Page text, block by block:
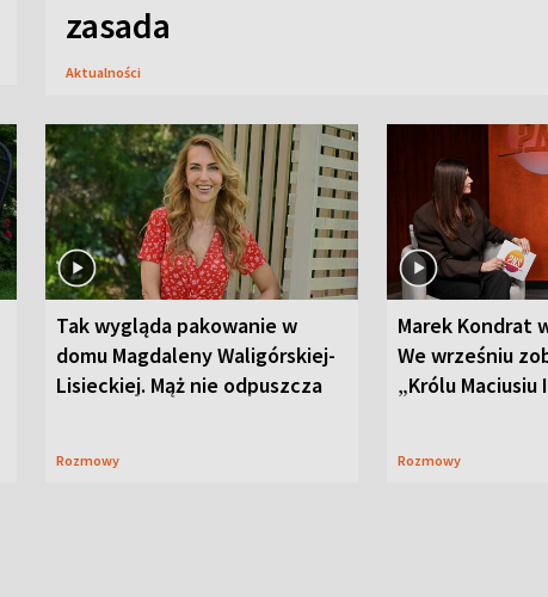
zasada
Aktualności
Tak wygląda pakowanie w
domu Magdaleny Waligórskiej-
Lisieckiej. Mąż nie odpuszcza
Rozmowy
Marek Kondrat
We wrześniu
„Królu Maciusiu
Rozmowy